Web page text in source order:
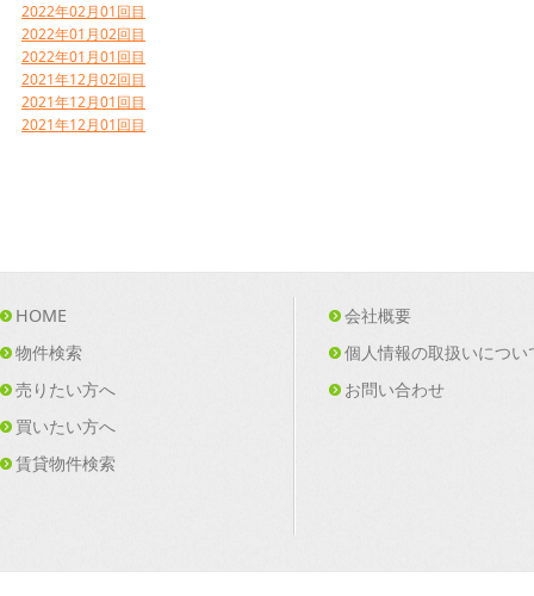
2022年02月01回目
2022年01月02回目
2022年01月01回目
2021年12月02回目
2021年12月01回目
2021年12月01回目
HOME
物件検索
売りたい方へ
買いたい方へ
賃貸物件検索
会社概要
個人情報の取扱いについ
お問い合わせ